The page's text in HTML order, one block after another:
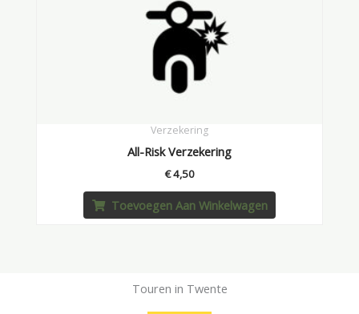
Verzekering
All-Risk Verzekering
€4,50
Toevoegen Aan Winkelwagen
Touren in Twente